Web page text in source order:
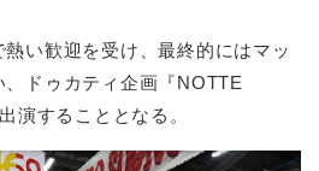
い歓迎を受け、最終的にはマッ
ドゥカティ企画『NOTTE
演することとなる。